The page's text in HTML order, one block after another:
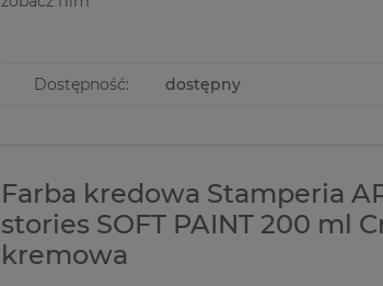
Dostępność: dostępny
Farba kredowa Stamperia
stories SOFT PAINT 200 ml
kremowa